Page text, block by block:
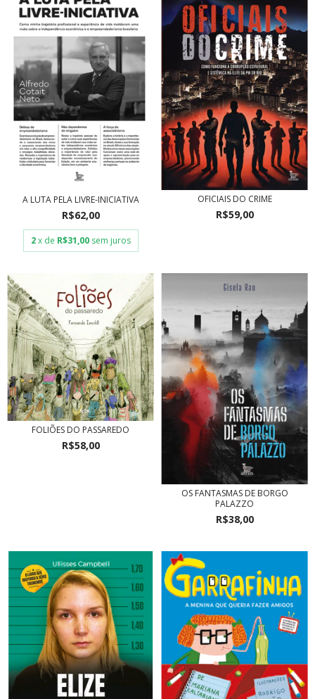
A LUTA PELA LIVRE-INICIATIVA
R$62,00
2 x de R$31,00 sem juros
OFICIAIS DO CRIME
R$59,00
FOLIÕES DO PASSAREDO
R$58,00
OS FANTASMAS DE BORGO
PALAZZO
R$38,00